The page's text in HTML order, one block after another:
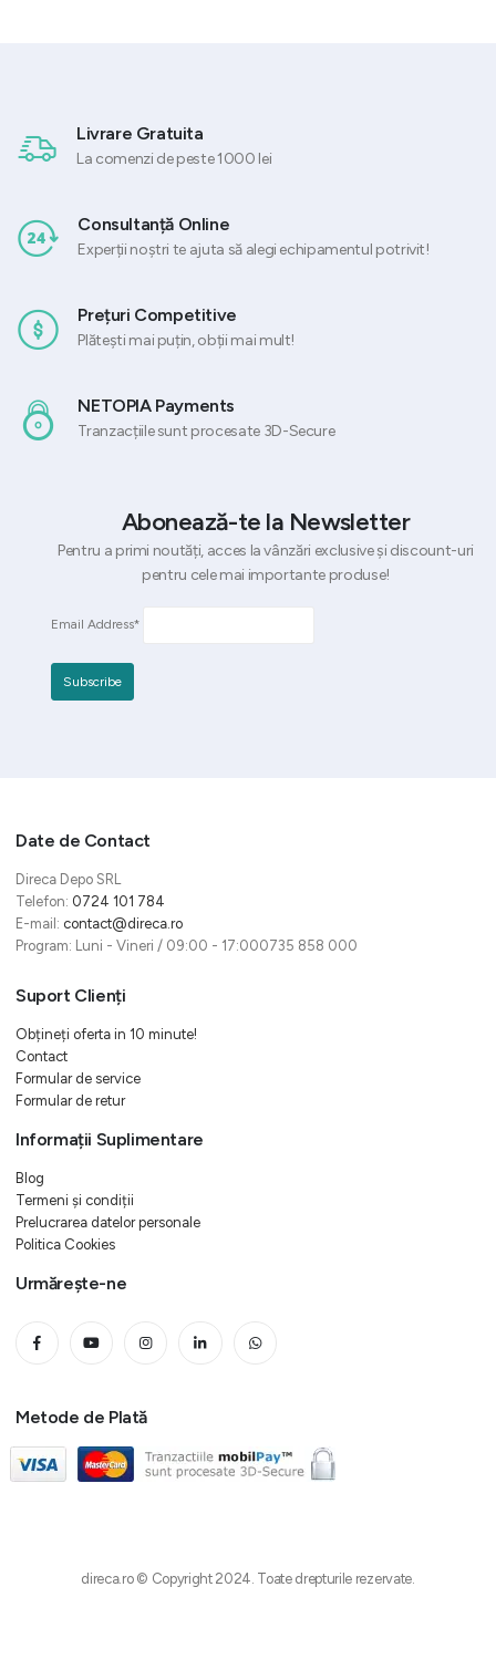
Livrare Gratuita
La comenzi de peste 1000 lei
Consultanță Online
Experții noștri te ajuta să alegi echipamentul potrivit!
Prețuri Competitive
Plătești mai puțin, obții mai mult!
NETOPIA Payments
Tranzacțiile sunt procesate 3D-Secure
Abonează-te la Newsletter
Pentru a primi noutăți, acces la vânzări exclusive și discount-uri
pentru cele mai importante produse!
Email Address*
Date de Contact
Direca Depo SRL
Telefon: 0724 101 784
E-mail: contact@direca.ro
Program: Luni - Vineri / 09:00 - 17:000735 858 000
Suport Clienți
Obțineți oferta in 10 minute!
Contact
Formular de service
Formular de retur
Informații Suplimentare
Blog
Termeni și condiții
Prelucrarea datelor personale
Politica Cookies
Urmărește-ne
Metode de Plată
direca.ro © Copyright 2024. Toate drepturile rezervate.